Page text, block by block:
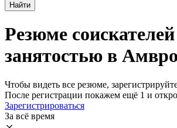
Найти
Резюме
занятостью в
Чтобы видеть все резюме,
После регистрации покажем ещё 1 и
Зарегистрироваться
За всё время